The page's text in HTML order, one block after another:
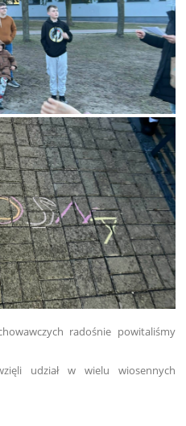
radośnie powitaliśmy
udział w wielu wiosennych